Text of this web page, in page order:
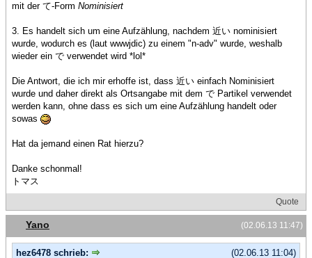
mit der て-Form Nominisiert
3. Es handelt sich um eine Aufzählung, nachdem 近い nominisiert
wurde, wodurch es (laut wwwjdic) zu einem "n-adv" wurde, weshalb
wieder ein で verwendet wird *lol*
Die Antwort, die ich mir erhoffe ist, dass 近い einfach Nominisiert
wurde und daher direkt als Ortsangabe mit dem で Partikel verwendet
werden kann, ohne dass es sich um eine Aufzählung handelt oder
sowas
Hat da jemand einen Rat hierzu?
Danke schonmal!
トマス
Quote
(02.06.13 11:47)
Yano
(02.06.13 11:04)
hez6478 schrieb: